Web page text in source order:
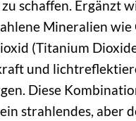
schaffen. Ergänzt
Mineralien wie
(Titanium
und
Diese
strahlendes, aber